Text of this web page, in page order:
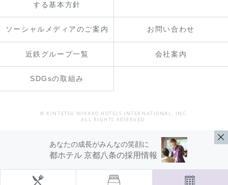
する基本方針
ソーシャルメディアのご案内 お問い合わせ
近鉄グループ一覧 会社案内
SDGsの取組み
© KINTETSU MIYAKO HOTELS INTERNATIONAL, INC.
ALL RIGHTS RESERVED.
あなたの成長がみんなの笑顔に
都ホテル 京都八条の採用情報